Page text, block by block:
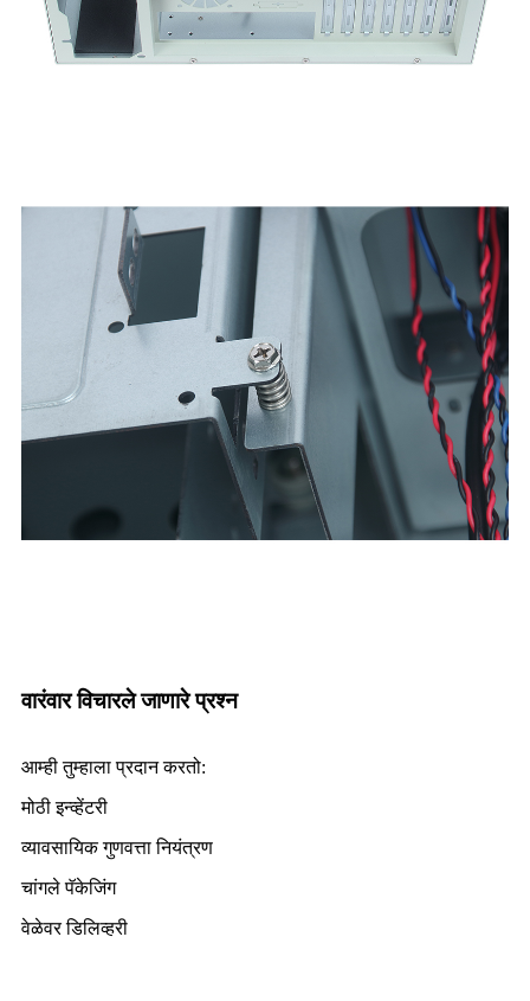
वारंवार विचारले जाणारे प्रश्न
आम्ही तुम्हाला प्रदान करतो:
मोठी इन्व्हेंटरी
व्यावसायिक गुणवत्ता नियंत्रण
चांगले पॅकेजिंग
वेळेवर डिलिव्हरी